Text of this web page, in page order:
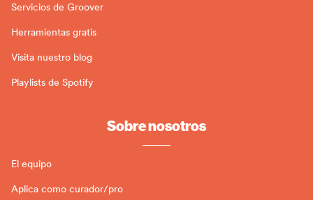
Servicios de Groover
Herramientas gratis
Visita nuestro blog
Playlists de Spotify
Sobre nosotros
El equipo
Aplica como curador/pro